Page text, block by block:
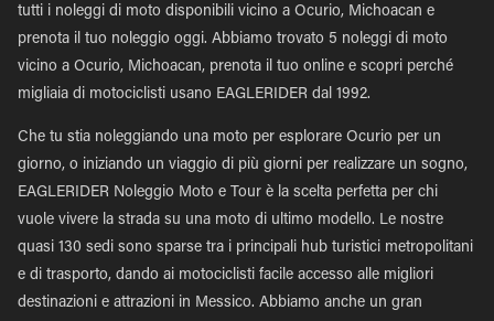
tutti i noleggi di moto disponibili vicino a Ocurio, Michoacan e
prenota il tuo noleggio oggi. Abbiamo trovato 5 noleggi di moto
vicino a Ocurio, Michoacan, prenota il tuo online e scopri perché
migliaia di motociclisti usano EAGLERIDER dal 1992.
Che tu stia noleggiando una moto per esplorare Ocurio per un
giorno, o iniziando un viaggio di più giorni per realizzare un sogno,
EAGLERIDER Noleggio Moto e Tour è la scelta perfetta per chi
vuole vivere la strada su una moto di ultimo modello. Le nostre
quasi 130 sedi sono sparse tra i principali hub turistici metropolitani
e di trasporto, dando ai motociclisti facile accesso alle migliori
destinazioni e attrazioni in Messico. Abbiamo anche un gran